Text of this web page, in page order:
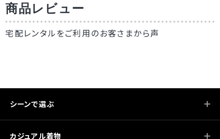
商品レビュー
宅配レンタルをご利用のお客さまから声
シーンで選ぶ
カジュアル着物